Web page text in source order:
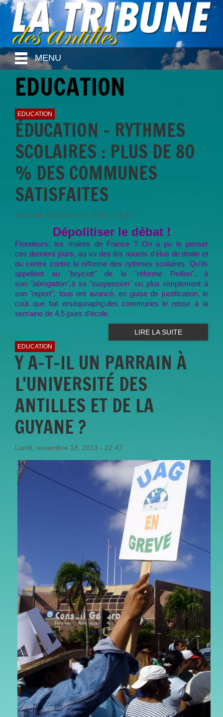
MENU
EDUCATION
EDUCATION
ÉDUCATION - RYTHMES
SCOLAIRES : PLUS DE 80
% DES COMMUNES
SATISFAITES
Mercredi, novembre 20, 2013 - 13:27
Dépolitiser le débat !
Frondeurs, les maires de France ? On a pu le penser
ces derniers jours, au vu des tirs nourris d'élus de droite et
du centre contre la réforme des rythmes scolaires. Qu'ils
appellent au "boycott"de la "réforme Peillon", à
son "abrogation",à sa "suspension"ou plus simplement à
son "report", tous ont avancé, en guise de justification, le
coût que fait erséqunaphçules communes le retour à la
semaine de 4,5 jours d'école.
LIRE LA SUITE
EDUCATION
Y A-T-IL UN PARRAIN À
L'UNIVERSITÉ DES
ANTILLES ET DE LA
GUYANE ?
Lundi, novembre 18, 2013 - 22:47